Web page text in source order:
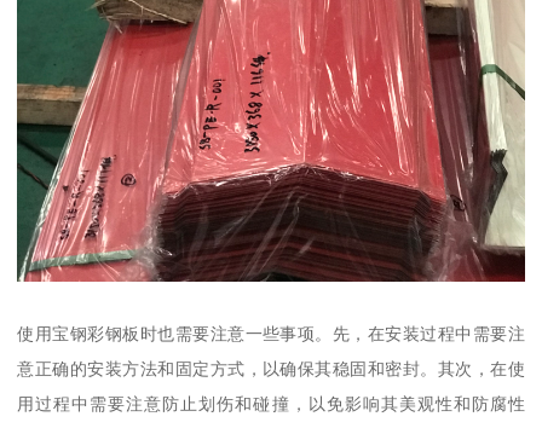
使用宝钢彩钢板时也需要注意一些事项。先，在安装过程中需要注
意正确的安装方法和固定方式，以确保其稳固和密封。其次，在使
用过程中需要注意防止划伤和碰撞，以免影响其美观性和防腐性